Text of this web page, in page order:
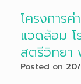
โครงการ
แวดล้อม โ
สตรีวิทย
Posted on